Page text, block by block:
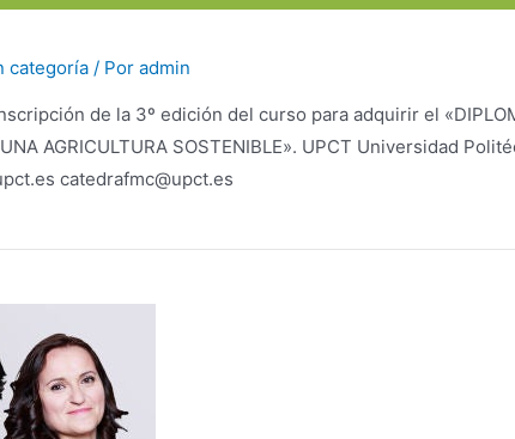
categoría / Por admin
de la 3º edición del curso para adquirir el
UNA AGRICULTURA SOSTENIBLE». UPCT Universidad
catedrafmc@upct.es